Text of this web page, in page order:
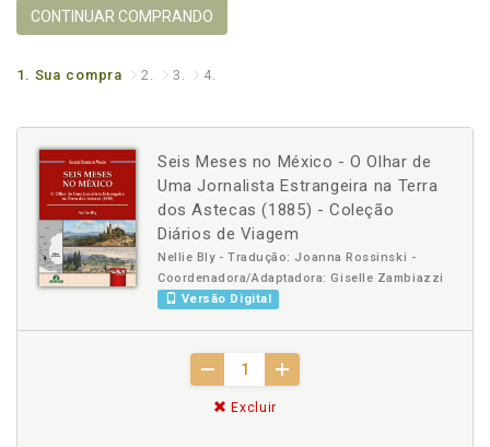
CONTINUAR COMPRANDO
1. Sua compra 2. 3. 4.
Seis Meses no México - O Olhar de
Uma Jornalista Estrangeira na Terra
dos Astecas (1885) - Coleção
Diários de Viagem
Nellie Bly - Tradução: Joanna Rossinski -
Coordenadora/Adaptadora: Giselle Zambiazzi
Versão Digital
Excluir